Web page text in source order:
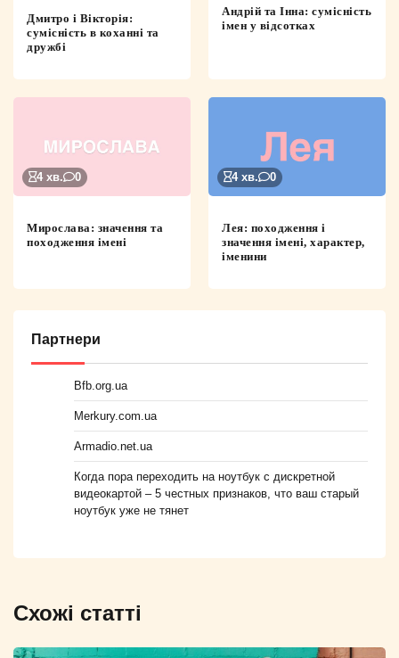
Дмитро і Вікторія:
сумісність в коханні та
дружбі
Андрій та Інна: сумісність
імен у відсотках
4 хв. 0
Мирослава: значення та
походження імені
4 хв. 0
Лея: походження і
значення імені, характер,
іменини
Партнери
Bfb.org.ua
Merkury.com.ua
Armadio.net.ua
Когда пора переходить на ноутбук с дискретной
видеокартой – 5 честных признаков, что ваш старый
ноутбук уже не тянет
Схожі статті